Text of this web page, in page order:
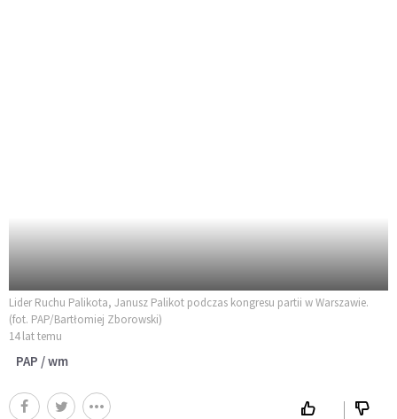
Lider Ruchu Palikota, Janusz Palikot podczas kongresu partii w Warszawie.
(fot. PAP/Bartłomiej Zborowski)
14 lat temu
PAP / wm